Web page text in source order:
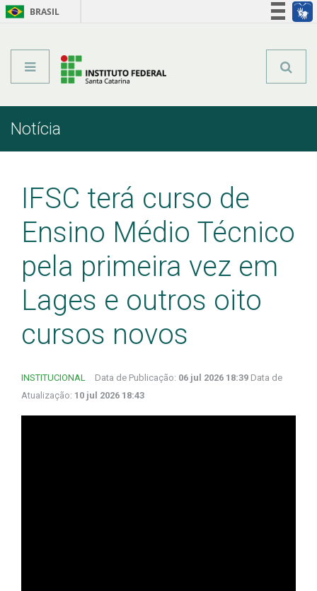
BRASIL
NotíciaInício
IFSC terá curso de
Ensino Médio Técnico
pela primeira vez em
Lages e outros oito
cursos novos
INSTITUCIONAL Data de Publicação: 06 jul 2026 18:39 Data de
Atualização: 10 jul 2026 18:43